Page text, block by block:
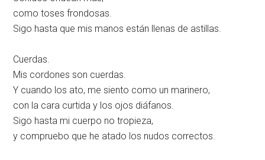
como toses frondosas.
Sigo hasta que mis manos están llenas de astillas.
Cuerdas.
Mis cordones son cuerdas.
Y cuando los ato, me siento como un marinero,
con la cara curtida y los ojos diáfanos.
Sigo hasta mi cuerpo no tropieza,
y compruebo que he atado los nudos correctos.